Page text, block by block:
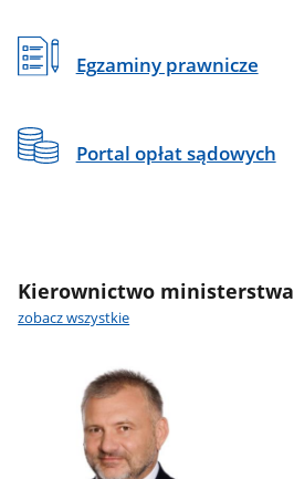
Egzaminy prawnicze
Portal opłat sądowych
Kierownictwo ministerstwa
zobacz wszystkie